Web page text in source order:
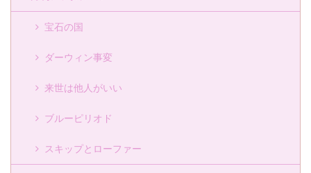
宝石の国
ダーウィン事変
来世は他人がいい
ブルーピリオド
スキップとローファー